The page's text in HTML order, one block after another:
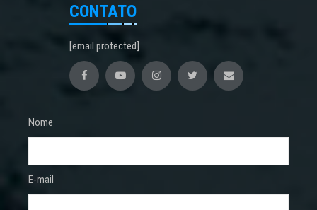
CONTATO
[email protected]
Nome
E-mail